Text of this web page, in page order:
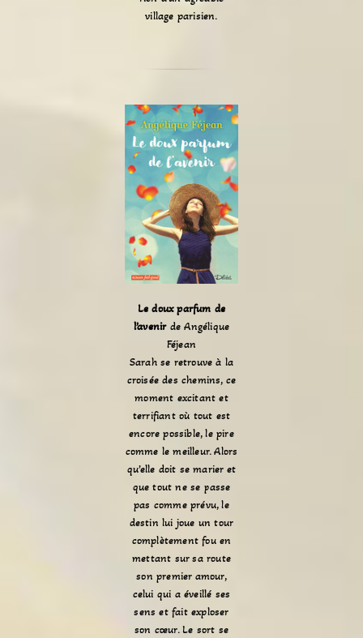
village parisien.
Le doux parfum de
l’avenirde Angélique
Féjean
Sarah se retrouve à la
croisée des chemins, ce
moment excitant et
terrifiant où tout est
encore possible, le pire
comme le meilleur. Alors
qu’elle doit se marier et
que tout ne se passe
pas comme prévu, le
destin lui joue un tour
complètement fou en
mettant sur sa route
son premier amour,
celui qui a éveillé ses
sens et fait exploser
son cœur. Le sort se